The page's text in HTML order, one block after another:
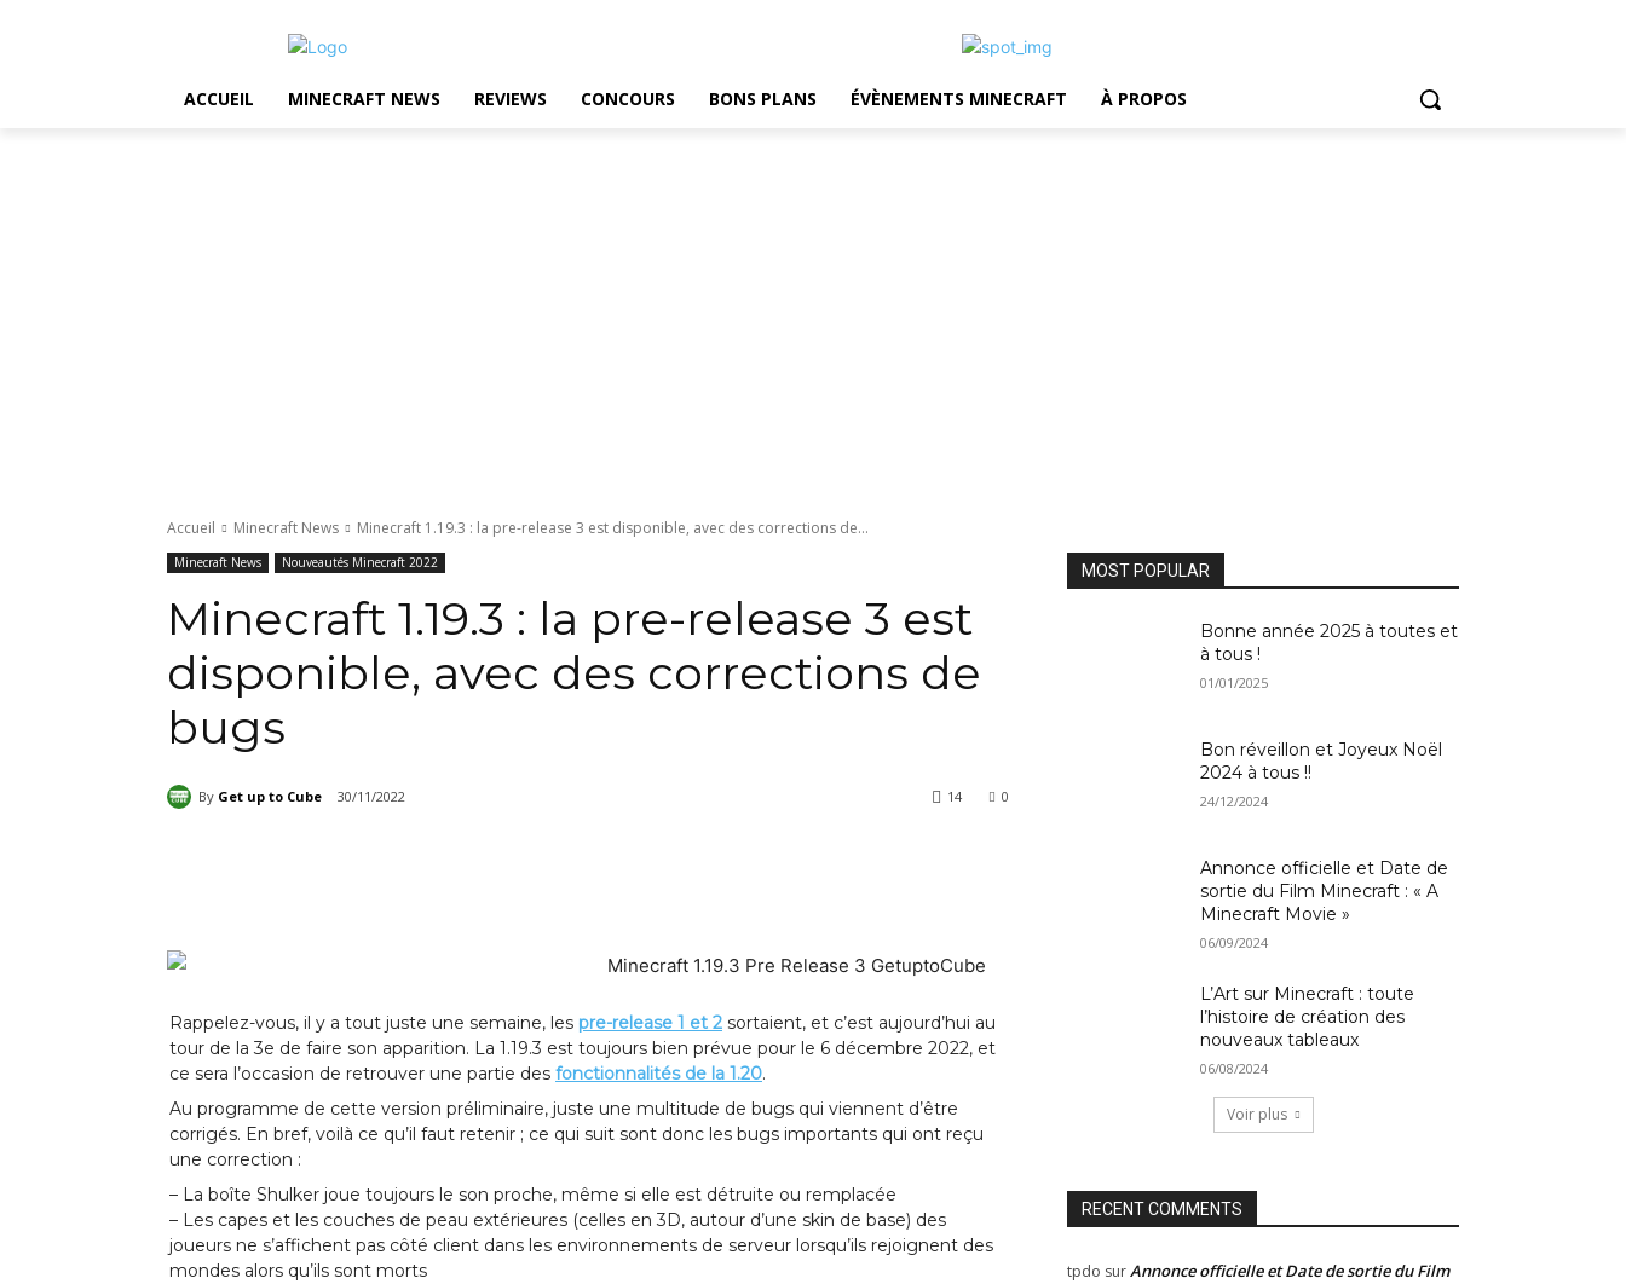
ACCUEIL MINECRAFT NEWS REVIEWS CONCOURS BONS PLANS ÉVÈNEMENTS MINECRAFT À PROPOS
Accueil Minecraft News Minecraft 1.19.3 : la pre-release 3 est disponible, avec des corrections de...
Minecraft News Nouveautés Minecraft 2022
Minecraft 1.19.3 : la pre-release 3 est
disponible, avec des corrections de
bugs
By Get up to Cube 30/11/2022 0
14
Rappelez-vous, il y a tout juste une semaine, les pre-release 1 et 2 sortaient, et c’est aujourd’hui au
tour de la 3e de faire son apparition. La 1.19.3 est toujours bien prévue pour le 6 décembre 2022, et
ce sera l’occasion de retrouver une partie des fonctionnalités de la 1.20.
Au programme de cette version préliminaire, juste une multitude de bugs qui viennent d’être
corrigés. En bref, voilà ce qu’il faut retenir ; ce qui suit sont donc les bugs importants qui ont reçu
une correction :
– La boîte Shulker joue toujours le son proche, même si elle est détruite ou remplacée
– Les capes et les couches de peau extérieures (celles en 3D, autour d’une skin de base) des
joueurs ne s’affichent pas côté client dans les environnements de serveur lorsqu’ils rejoignent des
mondes alors qu’ils sont morts
MOST POPULAR
Bonne année 2025 à toutes et
à tous !
01/01/2025
Bon réveillon et Joyeux Noël
2024 à tous !!
24/12/2024
Annonce officielle et Date de
sortie du Film Minecraft : « A
Minecraft Movie »
06/09/2024
L’Art sur Minecraft : toute
l’histoire de création des
nouveaux tableaux
06/08/2024
Voir plus
RECENT COMMENTS
tpdo surAnnonce officielle et Date de sortie du Film